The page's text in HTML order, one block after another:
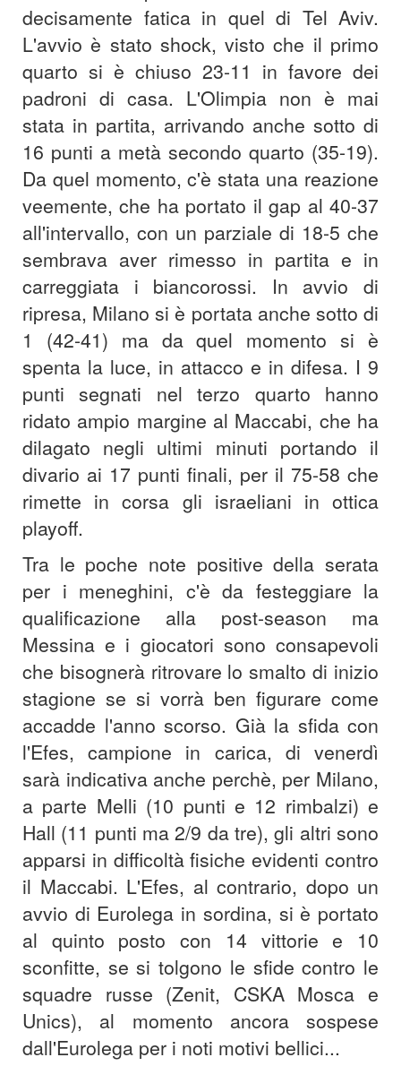
decisamente fatica in quel di Tel Aviv.
L'avvio è stato shock, visto che il primo
quarto si è chiuso 23-11 in favore dei
padroni di casa. L'Olimpia non è mai
stata in partita, arrivando anche sotto di
16 punti a metà secondo quarto (35-19).
Da quel momento, c'è stata una reazione
veemente, che ha portato il gap al 40-37
all'intervallo, con un parziale di 18-5 che
sembrava aver rimesso in partita e in
carreggiata i biancorossi. In avvio di
ripresa, Milano si è portata anche sotto di
1 (42-41) ma da quel momento si è
spenta la luce, in attacco e in difesa. I 9
punti segnati nel terzo quarto hanno
ridato ampio margine al Maccabi, che ha
dilagato negli ultimi minuti portando il
divario ai 17 punti finali, per il 75-58 che
rimette in corsa gli israeliani in ottica
playoff.
Tra le poche note positive della serata
per i meneghini, c'è da festeggiare la
qualificazione alla post-season ma
Messina e i giocatori sono consapevoli
che bisognerà ritrovare lo smalto di inizio
stagione se si vorrà ben figurare come
accadde l'anno scorso. Già la sfida con
l'Efes, campione in carica, di venerdì
sarà indicativa anche perchè, per Milano,
a parte Melli (10 punti e 12 rimbalzi) e
Hall (11 punti ma 2/9 da tre), gli altri sono
apparsi in difficoltà fisiche evidenti contro
il Maccabi. L'Efes, al contrario, dopo un
avvio di Eurolega in sordina, si è portato
al quinto posto con 14 vittorie e 10
sconfitte, se si tolgono le sfide contro le
squadre russe (Zenit, CSKA Mosca e
Unics), al momento ancora sospese
dall'Eurolega per i noti motivi bellici...